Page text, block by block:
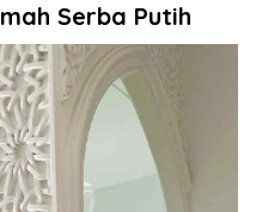
Serba Putih